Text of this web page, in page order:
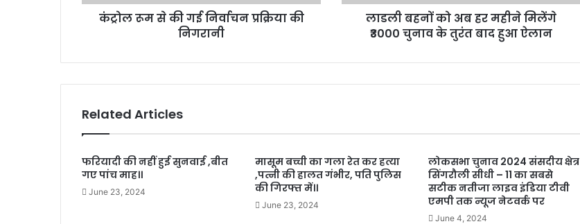
कंट्रोल रूम से की गई निर्वाचन प्रक्रिया की
निगरानी
लाडली बहनों को अब हर महीने मिलेंगे
₹3000 चुनाव के तुरंत बाद हुआ ऐलान
Related Articles
फरियादी की नहीं हुई सुनवाई ,बीत
गए पांच माह।।
June 23, 2024
मासूम बच्ची का गला रेत कर हत्या
,पत्नी की हालत गंभीर, पति पुलिस
की गिरफ्त में।।
June 23, 2024
लोकसभा चुनाव 2024 संसदीय क्षेत्र
सिंगरौली सीधी – 11 का सबसे
सटीक नतीजा लाइव इंडिया टीवी
एमपी तक न्यूज नेटवर्क पर
June 4, 2024